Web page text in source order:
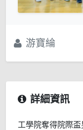
游寶綸
詳細資訊
工學院奪得院際